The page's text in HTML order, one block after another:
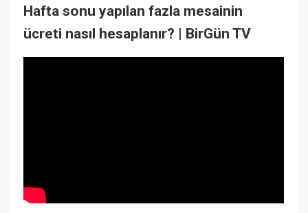
Hafta sonu yapılan fazla mesainin
ücreti nasıl hesaplanır? | BirGün TV